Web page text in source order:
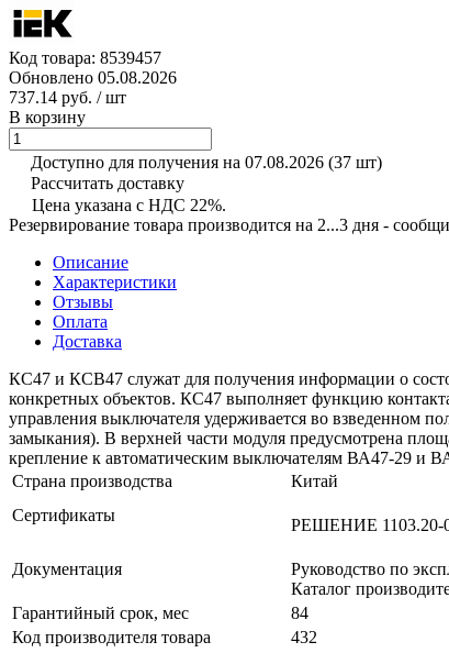
Код товара: 8539457
Обновлено 05.08.2026
737.14 руб. / шт
В корзину
Доступно для получения на 07.08.2026 (37 шт)
Рассчитать доставку
Цена указана с НДС 22%.
Резервирование товара производится на 2...3 дня -
Описание
Характеристики
Отзывы
Оплата
Доставка
КС47 и КСВ47 служат для получения информации о
конкретных объектов. КС47 выполняет функцию
управления выключателя удерживается во взведенном
замыкания). В верхней части модуля предусмотрена
крепление к автоматическим выключателям ВА47-29 и
Страна производства
Китай
Сертификаты
РЕШЕНИЕ 1103.20-
Документация
Руководство по
Каталог
Гарантийный срок, мес
84
Код производителя товара
432